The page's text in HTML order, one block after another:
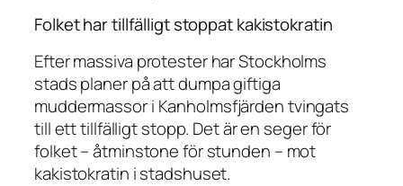
Folket har tillfälligt stoppat kakistokratin
Efter massiva protester har Stockholms
stads planer på att dumpa giftiga
muddermassor i Kanholmsfjärden tvingats
till ett tillfälligt stopp. Det är en seger för
folket – åtminstone för stunden – mot
kakistokratin i stadshuset.